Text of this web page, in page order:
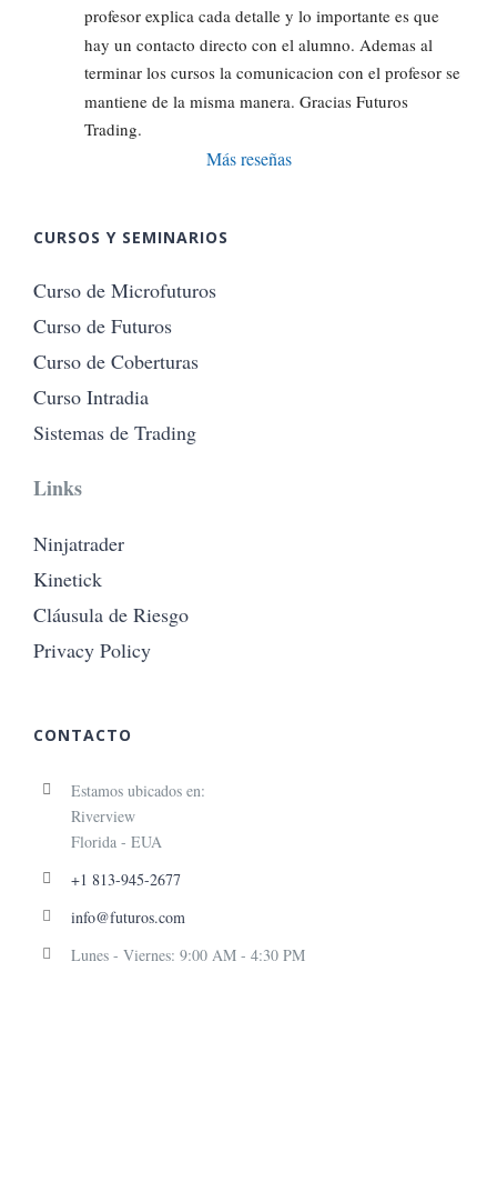
profesor explica cada detalle y lo importante es que
hay un contacto directo con el alumno. Ademas al
terminar los cursos la comunicacion con el profesor se
mantiene de la misma manera. Gracias Futuros
Trading.
Más reseñas
CURSOS Y SEMINARIOS
Curso de Microfuturos
Curso de Futuros
Curso de Coberturas
Curso Intradia
Sistemas de Trading
Links
Ninjatrader
Kinetick
Cláusula de Riesgo
Privacy Policy
CONTACTO
Estamos ubicados en:
Riverview
Florida - EUA
+1 813-945-2677
info@futuros.com
Lunes - Viernes: 9:00 AM - 4:30 PM